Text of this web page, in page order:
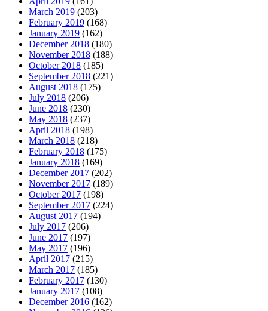
March 2019 (203)
February 2019 (168)
January 2019 (162)
December 2018 (180)
November 2018 (188)
October 2018 (185)
September 2018 (221)
August 2018 (175)
July 2018 (206)
June 2018 (230)
May 2018 (237)
April 2018 (198)
March 2018 (218)
February 2018 (175)
January 2018 (169)
December 2017 (202)
November 2017 (189)
October 2017 (198)
September 2017 (224)
August 2017 (194)
July 2017 (206)
June 2017 (197)
May 2017 (196)
April 2017 (215)
March 2017 (185)
February 2017 (130)
January 2017 (108)
December 2016 (162)